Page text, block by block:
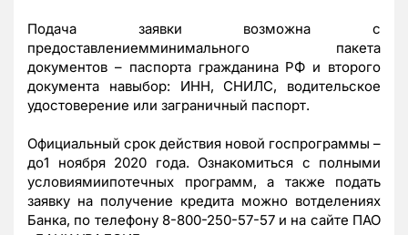
Подача заявки возможна с
предоставлениемминимального пакета
документов – паспорта гражданина РФ и второго
документа навыбор: ИНН, СНИЛС, водительское
удостоверение или заграничный паспорт.
Официальный срок действия новой госпрограммы –
до1 ноября 2020 года. Ознакомиться с полными
условиямиипотечных программ, а также подать
заявку на получение кредита можно вотделениях
Банка, по телефону 8-800-250-57-57 и на сайте ПАО